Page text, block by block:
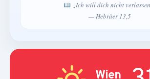
„Ich will dich nicht
— Hebräer 13,5
Wien